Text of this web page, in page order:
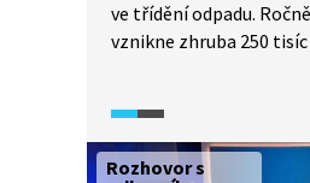
ve třídění odpadu.
vznikne zhruba 250
12 % je energeticky
a zbytek končí na
Rozhovor s